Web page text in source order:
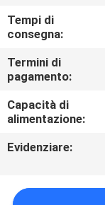
CONTATTICI
NOTIZIE
UNA
Tempi di
consegna:
Termini di
pagamento:
Capacità di
alimentazione:
Evidenziare: